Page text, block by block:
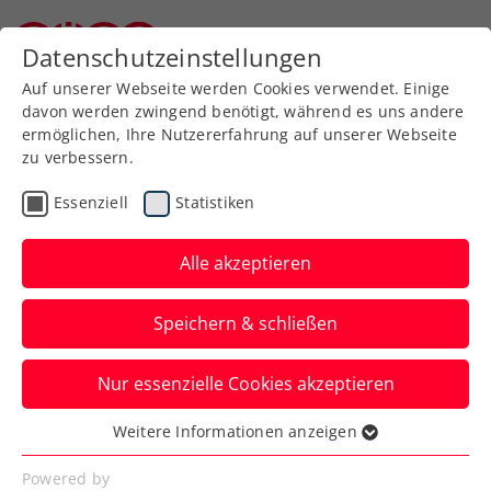
AllgemeineKlasse
Jugend
SeniorInnen
Meisterschaft wählen
Mannschaftsmeisterschaft 2026 - Kreis Mitte /
Datenschutzeinstellungen
Auf unserer Webseite werden Cookies verwendet. Einige
davon werden zwingend benötigt, während es uns andere
ermöglichen, Ihre Nutzererfahrung auf unserer Webseite
zu verbessern.
Essenziell Statistiken
Alle akzeptieren
Speichern & schließen
Nur essenzielle Cookies akzeptieren
Essenziell
Essenzielle Cookies werden für grundlegende
Weitere Informationen anzeigen
Powered by